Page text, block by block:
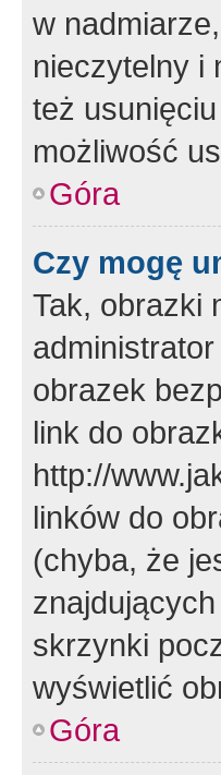
w
nieczytelny i
też
możliwość
Góra
Czy mogę
Tak, obrazki
administrator
obrazek
link do
http://
linków do
(chyba, że
skrzynki
wyświetlić
Góra